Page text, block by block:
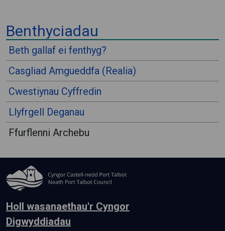
⠀
Benthyciadau
⠀
Beth gallaf ei fenthyg?
Casgliad Amgueddfa (Realia)
Cwestiynau Cyffredin
Llyfrgell Deganau
Ffurflenni Archebu
Holl wasanaethau'r Cyngor
Digwyddiadau